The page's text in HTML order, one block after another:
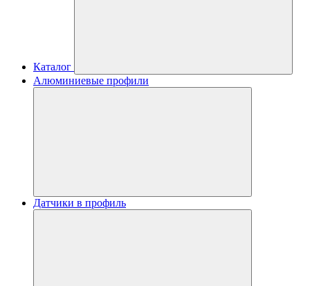
Каталог
Алюминиевые профили
Датчики в профиль